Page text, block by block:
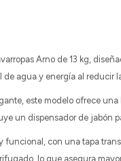
Arno de 13 kg,
de agua y energía al reducir
este modelo ofrece
un dispensador de jabón
funcional, con una tapa
lo que asegura